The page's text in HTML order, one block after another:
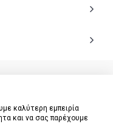
Reserved.
καλύτερη εμπειρία
και να σας παρέχουμε